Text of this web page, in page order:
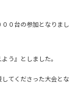
０台の参加となりまし
う』としました。
てくださった大会とな